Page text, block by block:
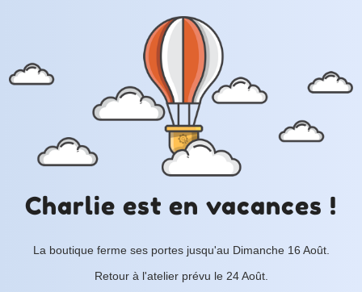
Charlie est en vacances !
La boutique ferme ses portes jusqu'au Dimanche 16 Août.
Retour à l'atelier prévu le 24 Août.